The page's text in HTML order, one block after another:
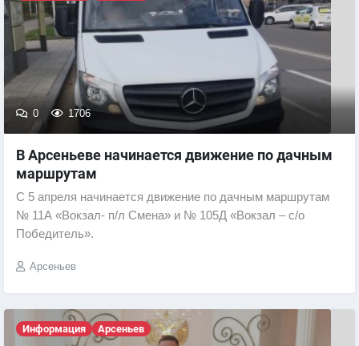
0 1706
В Арсеньеве начинается движение по дачным
маршрутам
С 5 апреля начинается движение по дачным маршрутам
№ 11А «Вокзал- п/л Смена» и № 105Д «Вокзал – с/о
Победитель».
Арсеньев
Информация Арсеньев